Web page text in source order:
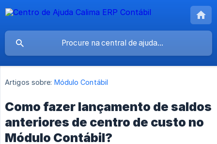
Artigos sobre: Módulo Contábil
Como fazer lançamento de saldos
anteriores de centro de custo no
Módulo Contábil?